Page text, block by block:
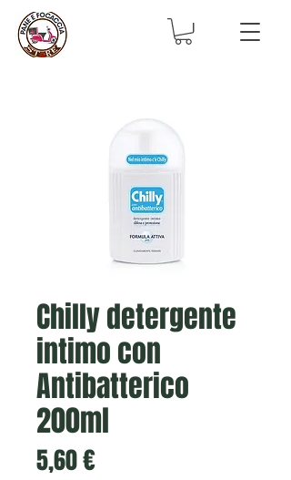
Chilly detergente
intimo con
Antibatterico
200ml
5,60 €Prezzo